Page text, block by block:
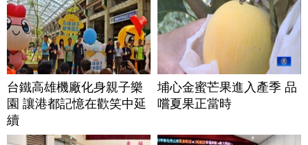
台鐵高雄機廠化身親子樂
園 讓港都記憶在歡笑中延
續
埔心金蜜芒果進入產季 品
嚐夏果正當時